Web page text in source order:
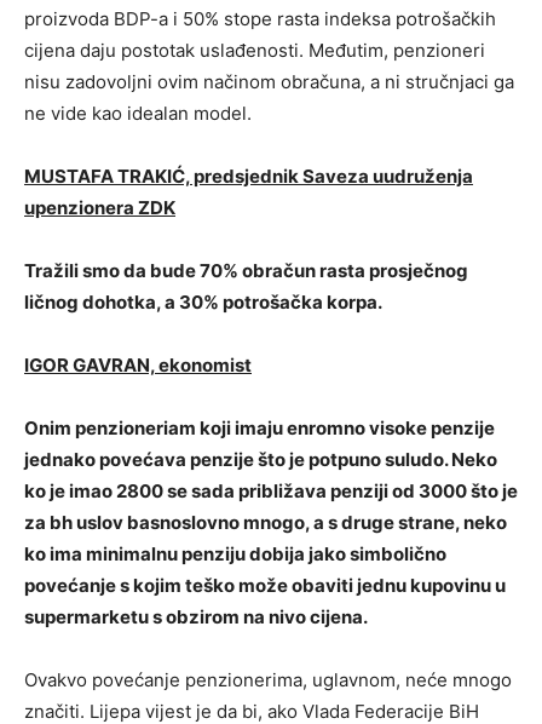
proizvoda BDP-a i 50% stope rasta indeksa potrošačkih
cijena daju postotak uslađenosti. Međutim, penzioneri
nisu zadovoljni ovim načinom obračuna, a ni stručnjaci ga
ne vide kao idealan model.
MUSTAFA TRAKIĆ, predsjednik Saveza uudruženja
upenzionera ZDK
Tražili smo da bude 70% obračun rasta prosječnog
ličnog dohotka, a 30% potrošačka korpa.
IGOR GAVRAN, ekonomist
Onim penzioneriam koji imaju enromno visoke penzije
jednako povećava penzije što je potpuno suludo. Neko
ko je imao 2800 se sada približava penziji od 3000 što je
za bh uslov basnoslovno mnogo, a s druge strane, neko
ko ima minimalnu penziju dobija jako simbolično
povećanje s kojim teško može obaviti jednu kupovinu u
supermarketu s obzirom na nivo cijena.
Ovakvo povećanje penzionerima, uglavnom, neće mnogo
značiti. Lijepa vijest je da bi, аko Vlada Federacije BiH